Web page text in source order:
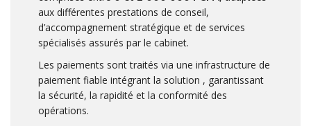
aux différentes prestations de conseil,
d’accompagnement stratégique et de services
spécialisés assurés par le cabinet.
Les paiements sont traités via une infrastructure de
paiement fiable intégrant la solution , garantissant
la sécurité, la rapidité et la conformité des
opérations.